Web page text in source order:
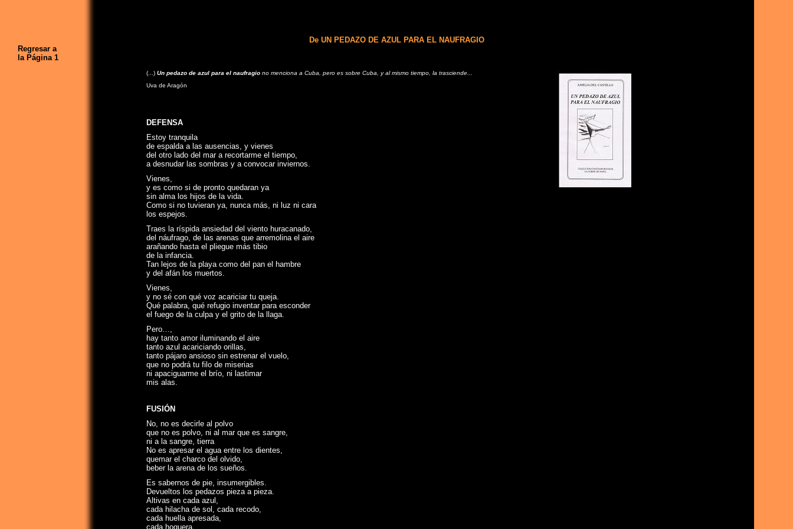
De UN PEDAZO DE AZUL PARA EL NAUFRAGIO
Regresar a
la Página 1
(...) Un pedazo de azul para el naufragio no menciona a Cuba, pero es sobre Cuba, y al mismo tiempo, la trasciende...
Uva de Aragón
DEFENSA
Estoy tranquila
de espalda a las ausencias, y vienes
del otro lado del mar a recortarme el tiempo,
a desnudar las sombras y a convocar inviernos.
Vienes,
y es como si de pronto quedaran ya
sin alma los hijos de la vida.
Como si no tuvieran ya, nunca más, ni luz ni cara
los espejos.
Traes la ríspida ansiedad del viento huracanado,
del náufrago, de las arenas que arremolina el aire
arañando hasta el pliegue más tibio
de la infancia.
Tan lejos de la playa como del pan el hambre
y del afán los muertos.
Vienes,
y no sé con qué voz acariciar tu queja.
Qué palabra, qué refugio inventar para esconder
el fuego de la culpa y el grito de la llaga.
Pero…,
hay tanto amor iluminando el aire
tanto azul acariciando orillas,
tanto pájaro ansioso sin estrenar el vuelo,
que no podrá tu filo de miserias
ni apaciguarme el brío, ni lastimar
mis alas.
FUSIÓN
No, no es decirle al polvo
que no es polvo, ni al mar que es sangre,
ni a la sangre, tierra
No es apresar el agua entre los dientes,
quemar el charco del olvido,
beber la arena de los sueños.
Es sabernos de pie, insumergibles.
Devueltos los pedazos pieza a pieza.
Altivas en cada azul,
cada hilacha de sol, cada recodo,
cada huella apresada,
cada hoguera.